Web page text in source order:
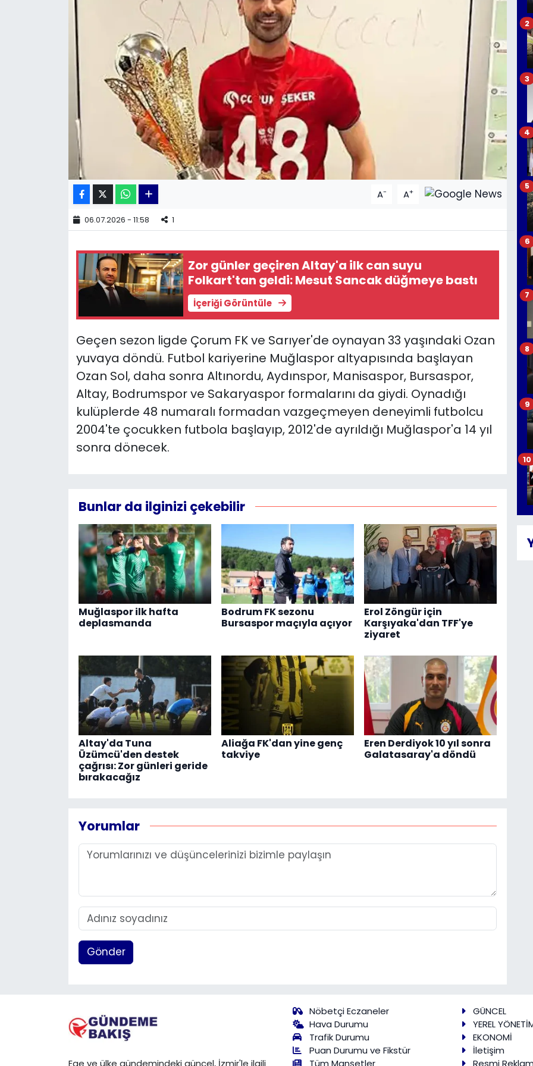
A- A+
06.07.2026 - 11:58 1
Zor günler geçiren Altay'a ilk can suyu
Folkart'tan geldi: Mesut Sancak düğmeye bastı
İçeriği Görüntüle
Geçen sezon ligde Çorum FK ve Sarıyer'de oynayan 33 yaşındaki Ozan
yuvaya döndü. Futbol kariyerine Muğlaspor altyapısında başlayan
Ozan Sol, daha sonra Altınordu, Aydınspor, Manisaspor, Bursaspor,
Altay, Bodrumspor ve Sakaryaspor formalarını da giydi. Oynadığı
kulüplerde 48 numaralı formadan vazgeçmeyen deneyimli futbolcu
2004'te çocukken futbola başlayıp, 2012'de ayrıldığı Muğlaspor'a 14 yıl
sonra dönecek.
Bunlar da ilginizi çekebilir
Muğlaspor ilk hafta
deplasmanda
Bodrum FK sezonu
Bursaspor maçıyla açıyor
Erol Zöngür için
Karşıyaka'dan TFF'ye
ziyaret
Altay'da Tuna
Üzümcü'den destek
çağrısı: Zor günleri geride
bırakacağız
Aliağa FK'dan yine genç
takviye
Eren Derdiyok 10 yıl sonra
Galatasaray'a döndü
Yorumlar
Gönder
2
3
4
5
6
7
8
9
10
Ege ve ülke gündemindeki güncel, İzmir'le ilgili
Nöbetçi Eczaneler
Hava Durumu
Trafik Durumu
Puan Durumu ve Fikstür
Tüm Manşetler
GÜNCEL
YEREL
EKONOMİ
İletişim
Resmi Reklam
KÜLTÜR SANAT
MAGAZİN
POLİTİKA
TEKNOLOJİ
Yaşam
YEREL POLİTİKA
YEREL YÖNETİMLER